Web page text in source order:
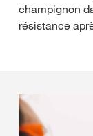
champignon
résistance